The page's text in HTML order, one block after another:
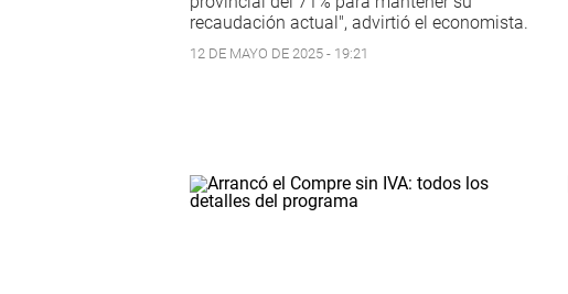
recaudación actual", advirtió el economista.
12 DE MAYO DE 2025 - 19:21